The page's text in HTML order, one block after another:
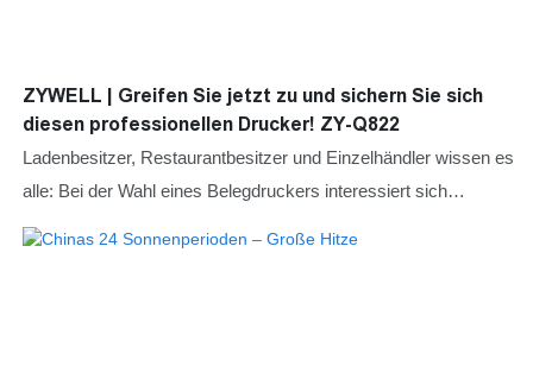
ZYWELL | Greifen Sie jetzt zu und sichern Sie sich
diesen professionellen Drucker! ZY-Q822
Ladenbesitzer, Restaurantbesitzer und Einzelhändler wissen es
alle: Bei der Wahl eines Belegdruckers interessiert sich
niemand für ausgefallene technische Daten. Es geht nur um